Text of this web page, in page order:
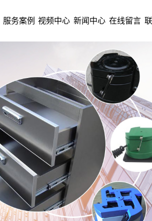
服务案例 视频中心 新闻中心 在线留言